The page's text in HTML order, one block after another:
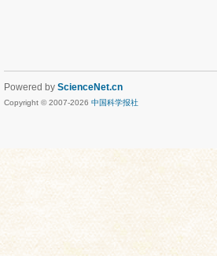
Powered by ScienceNet.cn
Copyright © 2007-2026 中国科学报社